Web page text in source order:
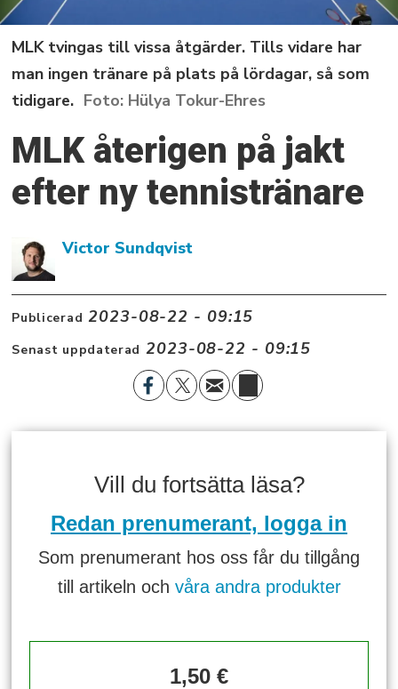
MLK tvingas till vissa åtgärder. Tills vidare har
man ingen tränare på plats på lördagar, så som
tidigare.
Hülya Tokur-Ehres
MLK återigen på jakt
efter ny tennistränare
Victor Sundqvist
Publicerad 2023-08-22 - 09:15
Senast uppdaterad 2023-08-22 - 09:15
Vill du fortsätta läsa?
Redan prenumerant, logga in
Som prenumerant hos oss får du tillgång
till artikeln och våra andra produkter
1,50 €